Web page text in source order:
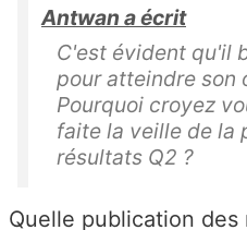
Antwan a écrit
C'est évident qu'il
pour atteindre son
Pourquoi croyez
faite la veille de la
résultats Q2 ?
Quelle publication des